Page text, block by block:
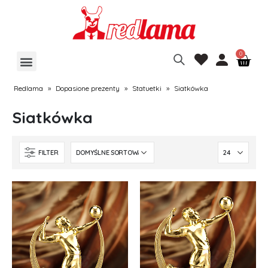
Redlama » Dopasione prezenty » Statuetki » Siatkówka
Siatkówka
FILTER